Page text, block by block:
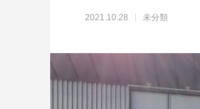
2021.10.28 未分類